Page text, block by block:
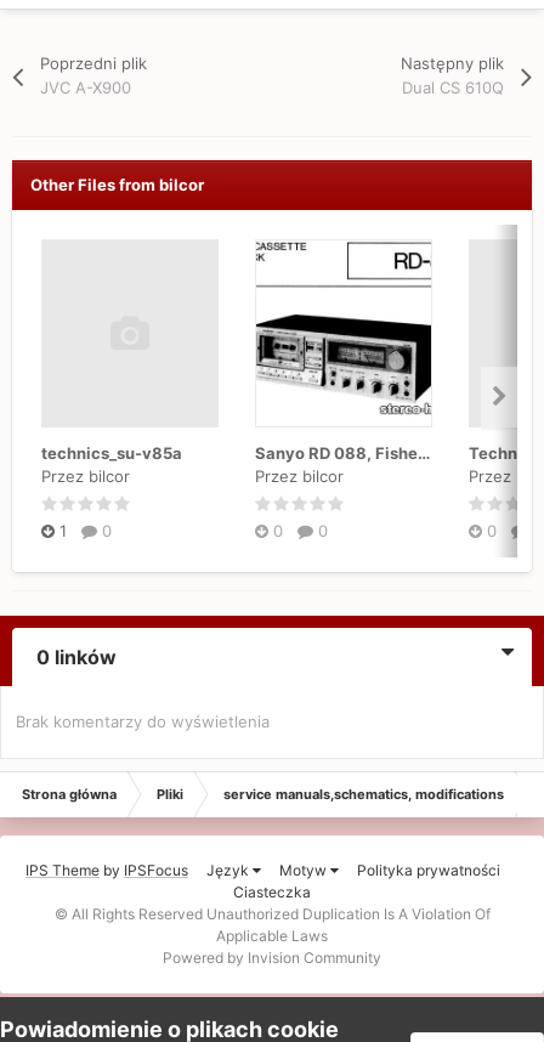
Poprzedni plik
JVC A-X900
Następny plik
Dual CS 610Q
Other Files from bilcor
technics_su-v85a
Przez bilcor
1 0
Sanyo RD 088, Fisher RD 4150
Przez bilcor
0 0
Technics
Przez
0
0 linków
Brak komentarzy do wyświetlenia
Strona główna Pliki service manuals,schematics, modifications
IPS Theme by IPSFocus Język Motyw
Polityka prywatności
Ciasteczka
© All Rights Reserved Unauthorized Duplication Is A Violation Of
Applicable Laws
Powered by Invision Community
Powiadomienie o plikach cookie